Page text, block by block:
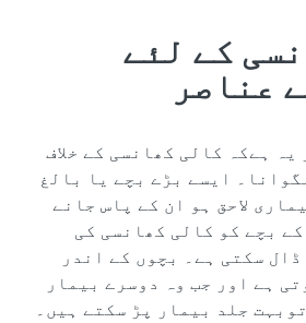
کے لئے
عناصر
یہ ہےکہ کالی کھانسی کے خلاف
ایسے بڑے بچے یا بالغ
لاحق ہو ان کے پاس جانے
بچے کو کالی کھانسی کی
سکتی ہے۔ بچوں کے اندر
ہے اور جب وہ دوسرے بیمار
جلد بیمار پڑ سکتے ہیں۔